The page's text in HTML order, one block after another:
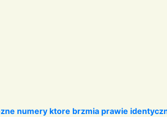
numery ktore brzmia prawie